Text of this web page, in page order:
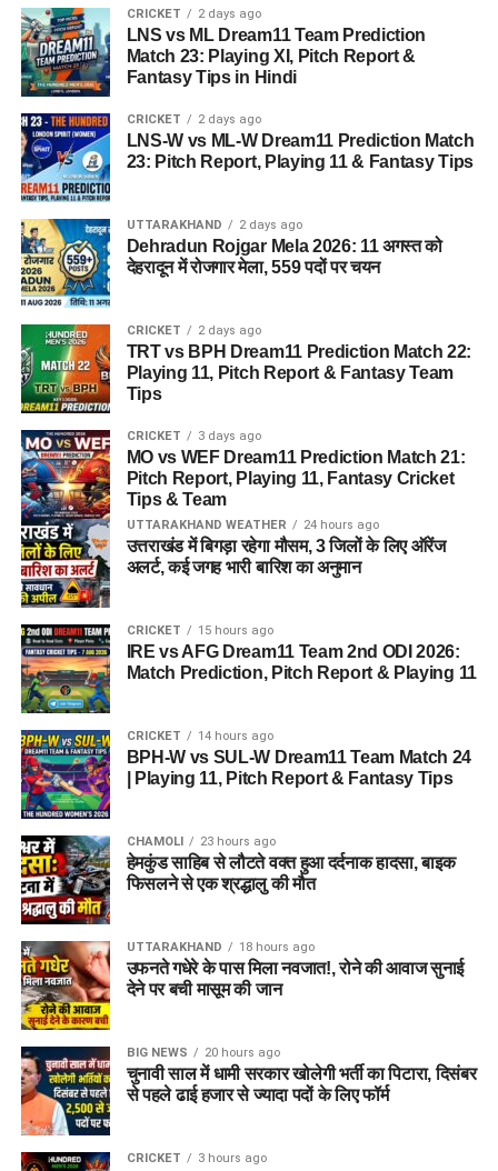
CRICKET 2 days ago
LNS vs ML Dream11 Team Prediction
Match 23: Playing XI, Pitch Report &
Fantasy Tips in Hindi
CRICKET 2 days ago
LNS-W vs ML-W Dream11 Prediction Match
23: Pitch Report, Playing 11 & Fantasy Tips
UTTARAKHAND 2 days ago
Dehradun Rojgar Mela 2026: 11 अगस्त को
देहरादून में रोजगार मेला, 559 पदों पर चयन
CRICKET 2 days ago
TRT vs BPH Dream11 Prediction Match 22:
Playing 11, Pitch Report & Fantasy Team
Tips
CRICKET 3 days ago
MO vs WEF Dream11 Prediction Match 21:
Pitch Report, Playing 11, Fantasy Cricket
Tips & Team
UTTARAKHAND WEATHER 24 hours ago
उत्तराखंड में बिगड़ा रहेगा मौसम, 3 जिलों के लिए ऑरेंज
अलर्ट, कई जगह भारी बारिश का अनुमान
CRICKET 15 hours ago
IRE vs AFG Dream11 Team 2nd ODI 2026:
Match Prediction, Pitch Report & Playing 11
CRICKET 14 hours ago
BPH-W vs SUL-W Dream11 Team Match 24
| Playing 11, Pitch Report & Fantasy Tips
CHAMOLI 23 hours ago
हेमकुंड साहिब से लौटते वक्त हुआ दर्दनाक हादसा, बाइक
फिसलने से एक श्रद्धालु की मौत
UTTARAKHAND 18 hours ago
उफनते गधेरे के पास मिला नवजात!, रोने की आवाज सुनाई
देने पर बची मासूम की जान
BIG NEWS 20 hours ago
चुनावी साल में धामी सरकार खोलेगी भर्ती का पिटारा, दिसंबर
से पहले ढाई हजार से ज्यादा पदों के लिए फॉर्म
CRICKET 3 hours ago